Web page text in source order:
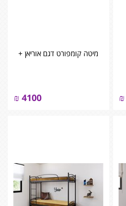
₪
מיטה קומפורט דגם אוריאן +
4100
₪